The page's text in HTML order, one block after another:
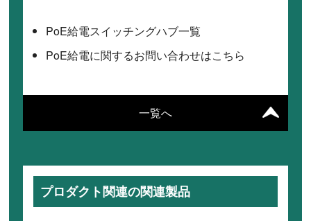
一覧へ
PoE給電スイッチングハブ一覧
PoE給電に関するお問い合わせはこちら
プロダクト関連の関連製品